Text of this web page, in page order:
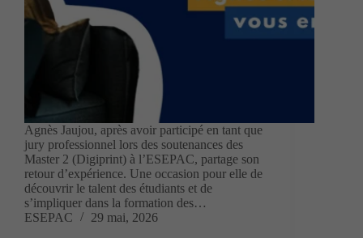
Agnès Jaujou, après avoir participé en tant que
jury professionnel lors des soutenances des
Master 2 (Digiprint) à l’ESEPAC, partage son
retour d’expérience. Une occasion pour elle de
découvrir le talent des étudiants et de
s’impliquer dans la formation des…
ESEPAC
29 mai, 2026